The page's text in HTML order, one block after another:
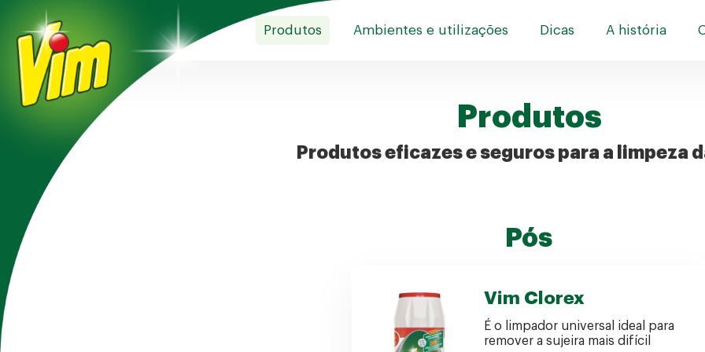
Produtos Ambientes e utilizações Dicas A história
Produtos
Produtos eficazes e seguros para a limpeza
Pós
Vim Clorex
É o limpador universal ideal para
remover a sujeira mais difícil